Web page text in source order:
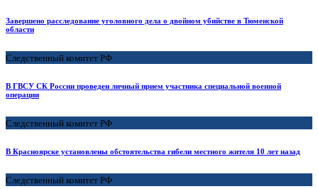
Завершено расследование уголовного дела о двойном убийстве в Тюменской
области
Следственный комитет РФ
В ГВСУ СК России проведен личный прием участника специальной военной
операции
Следственный комитет РФ
В Красноярске установлены обстоятельства гибели местного жителя 10 лет назад
Следственный комитет РФ